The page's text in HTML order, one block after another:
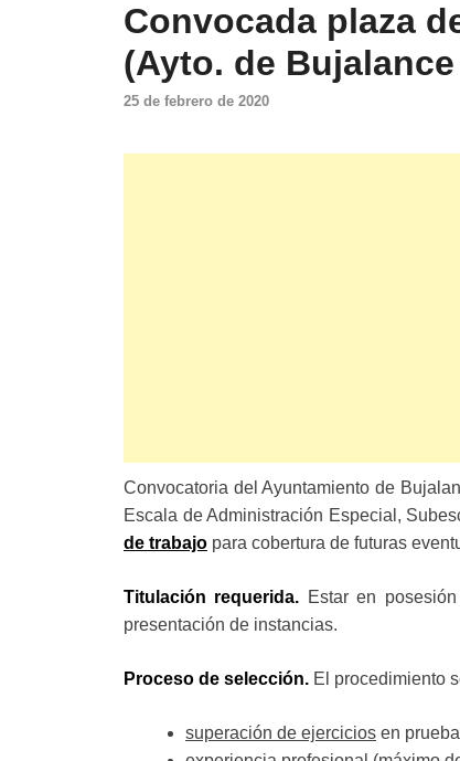
Convocada plaza
(Ayto. de
25 de febrero de 2020
Convocatoria del Ayuntamiento de
Escala de Administración Especial,
de trabajo para cobertura de futuras
Titulación requerida. Estar en
presentación de instancias.
Proceso de selección. El procedimiento
superación de ejercicios en